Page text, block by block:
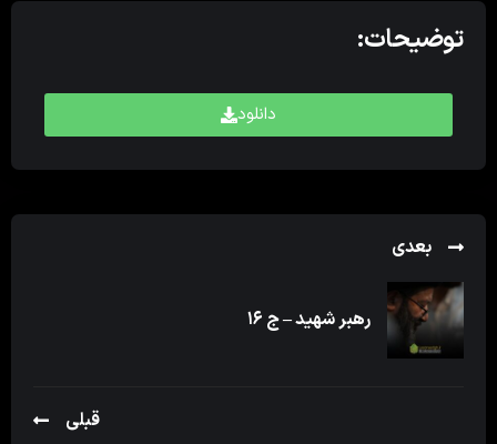
توضیحات:
دانلود
بعدی
رهبر شهید – ج ۱۶
قبلی